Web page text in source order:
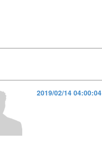
2019/02/14 04:00:04